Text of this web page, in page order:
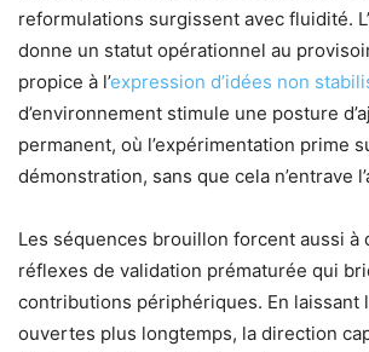
reformulations surgissent avec fluidité.
donne un statut opérationnel au
propice à l’expression d’idées non
d’environnement stimule une posture
permanent, où l’expérimentation prime
démonstration, sans que cela n’entrave
Les séquences brouillon forcent aussi à
réflexes de validation prématurée qui
contributions périphériques. En laissant
ouvertes plus longtemps, la direction